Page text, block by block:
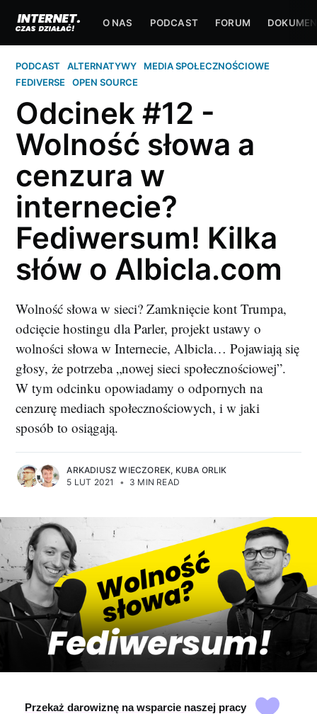
O NAS PODCAST FORUM
PODCAST ALTERNATYWY
MEDIA SPOŁECZNOŚCIOWE
FEDIVERSE
OPEN SOURCE
Odcinek #12 -
Wolność słowa a
cenzura w
internecie?
Fediwersum! Kilka
słów o Albicla.com
Wolność słowa w sieci? Zamknięcie kont Trumpa,
odcięcie hostingu dla Parler, projekt ustawy o
wolności słowa w Internecie, Albicla… Pojawiają się
głosy, że potrzeba „nowej sieci społecznościowej”.
W tym odcinku opowiadamy o odpornych na
cenzurę mediach społecznościowych, i w jaki
sposób to osiągają.
ARKADIUSZ WIECZOREK, KUBA ORLIK
5 LUT 2021
• 3 MIN READ
Przekaż darowiznę na wsparcie naszej pracy